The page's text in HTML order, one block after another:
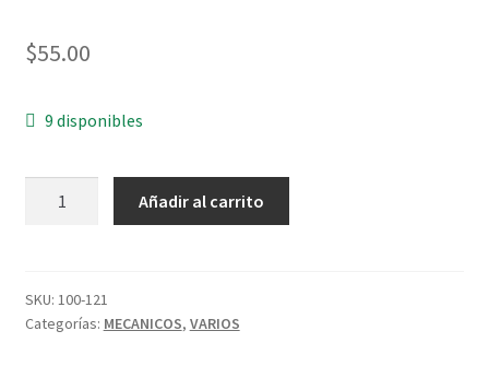
$55.00
9 disponibles
cantidad
Añadir al carrito
SKU: 100-121
Categorías: MECANICOS, VARIOS